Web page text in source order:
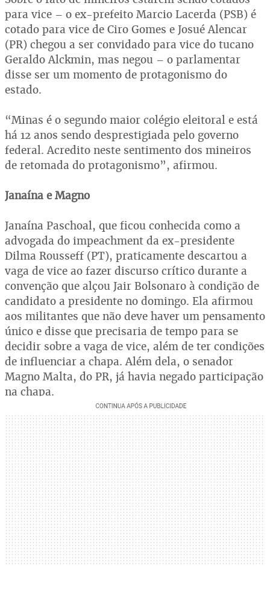
para vice – o ex-prefeito Marcio Lacerda (PSB) é
cotado para vice de Ciro Gomes e Josué Alencar
(PR) chegou a ser convidado para vice do tucano
Geraldo Alckmin, mas negou – o parlamentar
disse ser um momento de protagonismo do
estado.
“Minas é o segundo maior colégio eleitoral e está
há 12 anos sendo desprestigiada pelo governo
federal. Acredito neste sentimento dos mineiros
de retomada do protagonismo”, afirmou.
Janaína e Magno
Janaína Paschoal, que ficou conhecida como a
advogada do impeachment da ex-presidente
Dilma Rousseff (PT), praticamente descartou a
vaga de vice ao fazer discurso crítico durante a
convenção que alçou Jair Bolsonaro à condição de
candidato a presidente no domingo. Ela afirmou
aos militantes que não deve haver um pensamento
único e disse que precisaria de tempo para se
decidir sobre a vaga de vice, além de ter condições
de influenciar a chapa. Além dela, o senador
Magno Malta, do PR, já havia negado participação
na chapa.